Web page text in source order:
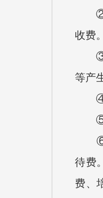
②事
收费
③年
等产
④基
⑤项
⑥“
待费
费、